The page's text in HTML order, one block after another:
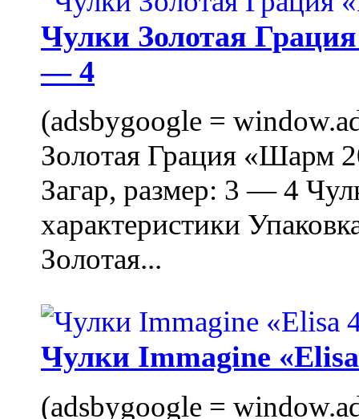
Чулки Золотая
— 4
(adsbygoogle =
Золотая Грация «Шарм
Загар, размер: 3 — 4
характеристики
Золотая...
Чулки Immagine
(adsbygoogle =